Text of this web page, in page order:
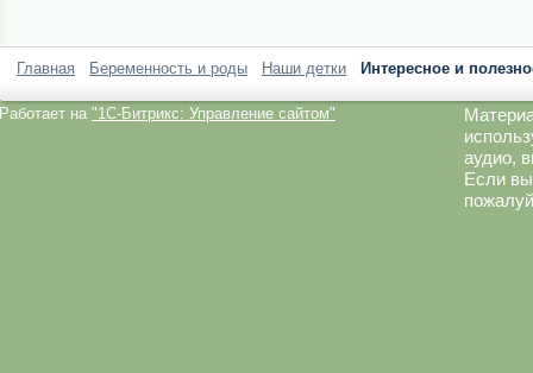
Главная Беременность и роды Наши детки Интересное и
Работает на "1C-Битрикс: Управление сайтом"
аудио,
Если вы